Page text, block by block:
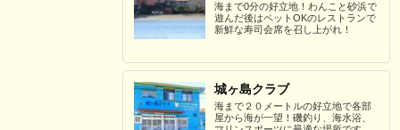
海まで0分の好立地！わんこと砂浜で
遊んだ後はペットOKのレストランで
新鮮な寿司会席を召し上がれ！
城ヶ島クラブ
海まで２０メートルの好立地で各部
屋から海が一望！磯釣り、海水浴、